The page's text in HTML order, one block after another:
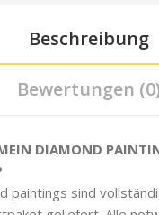
Beschreibung
Bewertungen
DIAMOND
paintings sind